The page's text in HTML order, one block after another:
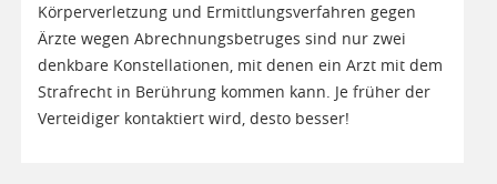
Körperverletzung und Ermittlungsverfahren gegen
Ärzte wegen Abrechnungsbetruges sind nur zwei
denkbare Konstellationen, mit denen ein Arzt mit dem
Strafrecht in Berührung kommen kann. Je früher der
Verteidiger kontaktiert wird, desto besser!